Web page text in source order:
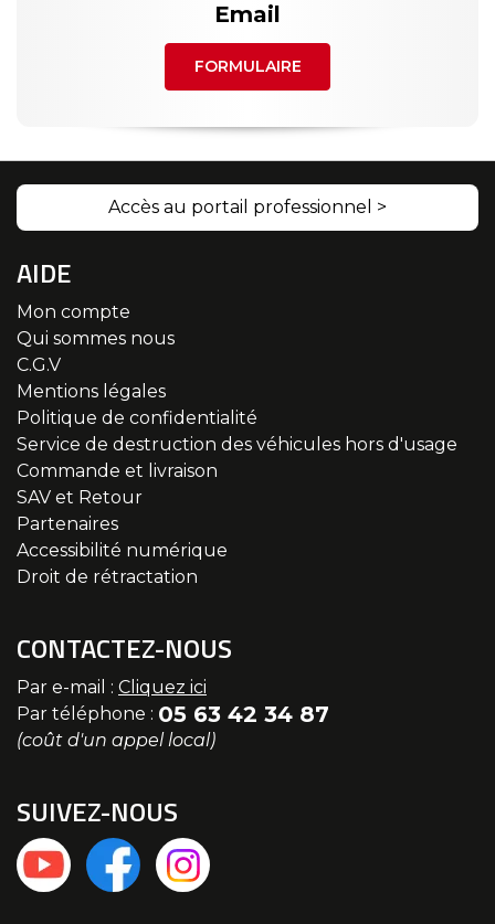
Email
FORMULAIRE
Accès au portail professionnel >
AIDE
Mon compte
Qui sommes nous
C.G.V
Mentions légales
Politique de confidentialité
Service de destruction des véhicules hors d'usage
Commande et livraison
SAV et Retour
Partenaires
Accessibilité numérique
Droit de rétractation
CONTACTEZ-NOUS
Par e-mail : Cliquez ici
Par téléphone : 05 63 42 34 87
(coût d'un appel local)
SUIVEZ-NOUS